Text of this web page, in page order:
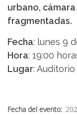
urbano,
fragmentadas.
Fecha: lunes 9
Hora: 19:00
Lugar:
Fecha del evento